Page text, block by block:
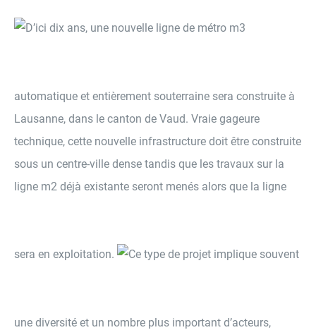
D’ici dix ans, une nouvelle ligne de métro m3
automatique et entièrement souterraine sera construite à
Lausanne, dans le canton de Vaud. Vraie gageure
technique, cette nouvelle infrastructure doit être construite
sous un centre-ville dense tandis que les travaux sur la
ligne m2 déjà existante seront menés alors que la ligne
sera en exploitation. Ce type de projet implique souvent
une diversité et un nombre plus important d’acteurs,